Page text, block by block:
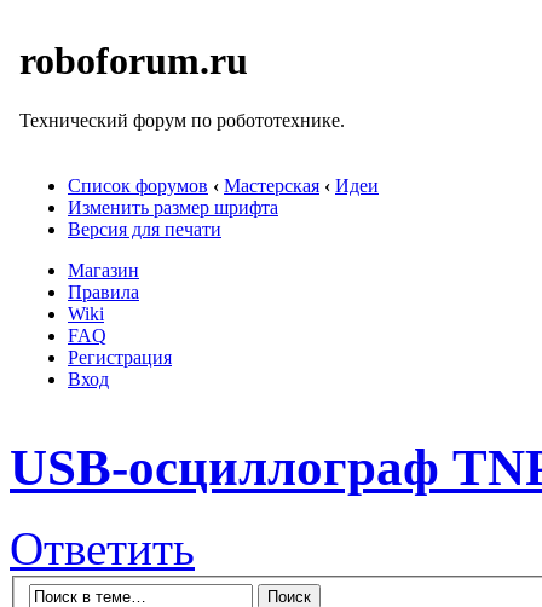
roboforum.ru
Технический форум по робототехнике.
Список форумов ‹ Мастерская ‹ Идеи
Изменить размер шрифта
Версия для печати
Магазин
Правила
Wiki
FAQ
Регистрация
Вход
USB-осциллограф
Ответить